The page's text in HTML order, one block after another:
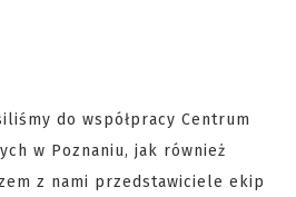
do współpracy Centrum
w Poznaniu, jak również
z nami przedstawiciele ekip